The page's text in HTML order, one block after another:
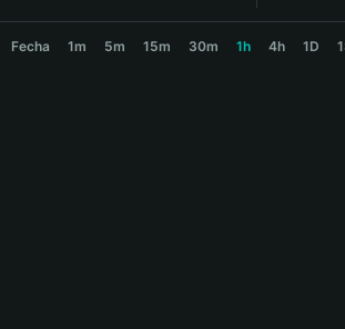
Bahasa Indonesia
Fecha 1m 5m 15m 30m 1h 4h 1D